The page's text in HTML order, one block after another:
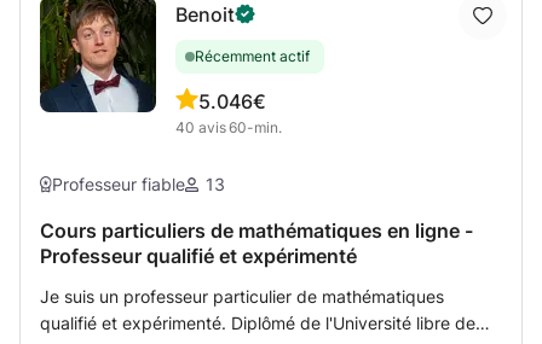
Benoit
Récemment actif
5.0
40 avis
46€
60-min.
Professeur fiable 13
Cours particuliers de mathématiques en ligne -
Professeur qualifié et expérimenté
Je suis un professeur particulier de mathématiques
qualifié et expérimenté. Diplômé de l'Université libre de